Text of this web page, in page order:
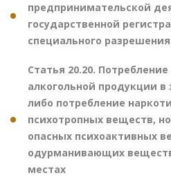
предпринимательской
государственной
специального
Статья 20.20.
алкогольной продукции
либо потребление
психотропных веществ,
опасных психоактивных
одурманивающих
местах